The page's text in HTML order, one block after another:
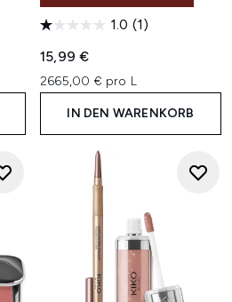
1.0 (1)
15,99 €
2665,00 € pro L
IN DEN WARENKORB